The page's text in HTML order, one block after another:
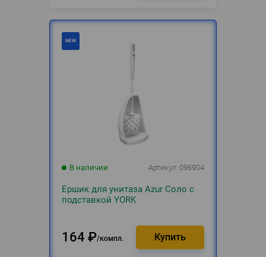
В наличии Артикул 096904
Ершик для унитаза Azur Соло с
подставкой YORK
164 ₽ компл.